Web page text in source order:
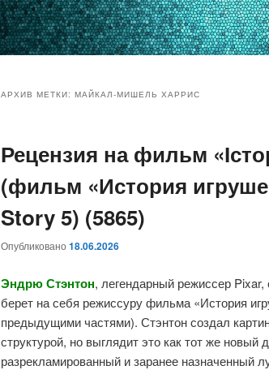
основному
содержимому
дополнительному
содержимому
АРХИВ МЕТКИ:МАЙКАЛ-МИШЕЛЬ ХАРРИС
Рецензия на фильм
(фильм «История
Story 5) (5865)
Опубликовано18.06.2026
Эндрю Стэнтон, легендарный режиссер
берет на себя режиссуру фильма «История
предыдущими частями). Стэнтон создал
структурой, но выглядит это как тот же новый
разрекламированный и заранее назначенный